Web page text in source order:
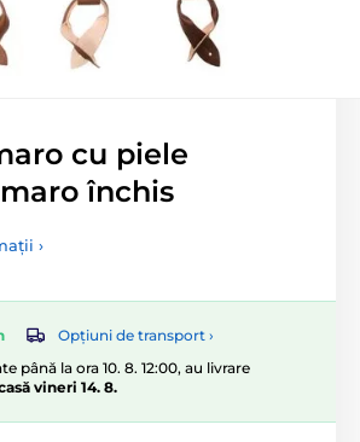
cu piele
închis
›
Opțiuni de transport ›
până la ora 10. 8. 12:00, au livrare
vineri 14. 8.